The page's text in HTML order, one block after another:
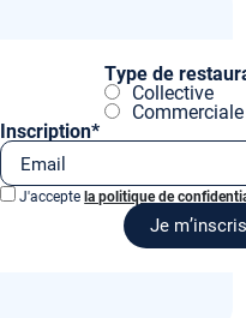
Type de
Collective
Commerciale
Inscription*
J'acceptela politique de